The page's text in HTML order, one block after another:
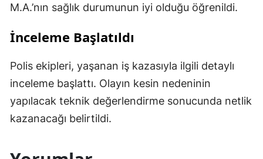
M.A.’nın sağlık durumunun iyi olduğu öğrenildi.
İnceleme Başlatıldı
Polis ekipleri, yaşanan iş kazasıyla ilgili detaylı
inceleme başlattı. Olayın kesin nedeninin
yapılacak teknik değerlendirme sonucunda netlik
kazanacağı belirtildi.